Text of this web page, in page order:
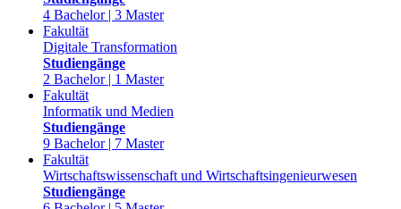
4 Bachelor | 3 Master
Fakultät
Digitale Transformation
Studiengänge
2 Bachelor | 1 Master
Fakultät
Informatik und Medien
Studiengänge
9 Bachelor | 7 Master
Fakultät
Wirtschaftswissenschaft und Wirtschaftsingenieurwesen
Studiengänge